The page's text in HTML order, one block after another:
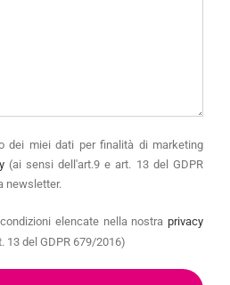
dei miei dati per finalità di marketing
(ai sensi dell'art.9 e art. 13 del GDPR
newsletter.
elencate nella nostra privacy
13 del GDPR 679/2016)